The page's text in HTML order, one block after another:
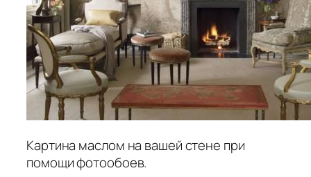
Картина маслом на вашей стене при
помощи фотообоев.